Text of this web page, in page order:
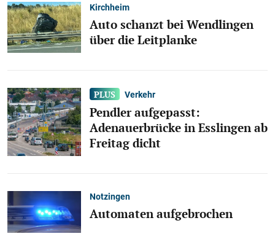
Kirchheim
Auto schanzt bei Wendlingen
über die Leitplanke
Verkehr
Pendler aufgepasst:
Adenauerbrücke in Esslingen ab
Freitag dicht
Notzingen
Automaten aufgebrochen